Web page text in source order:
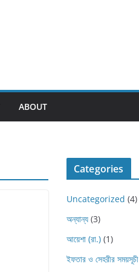
ABOUT
Categories
Uncategorized (4)
অন্যান্য (3)
আয়েশা (রা.) (1)
ইফতার ও সেহরীর সময়সূচী